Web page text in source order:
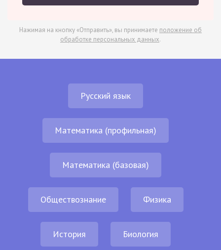
Нажимая на кнопку «Отправить», вы принимаете положение об
обработке персональных данных.
Русский язык
Математика (профильная)
Математика (базовая)
Обществознание Физика
История Биология